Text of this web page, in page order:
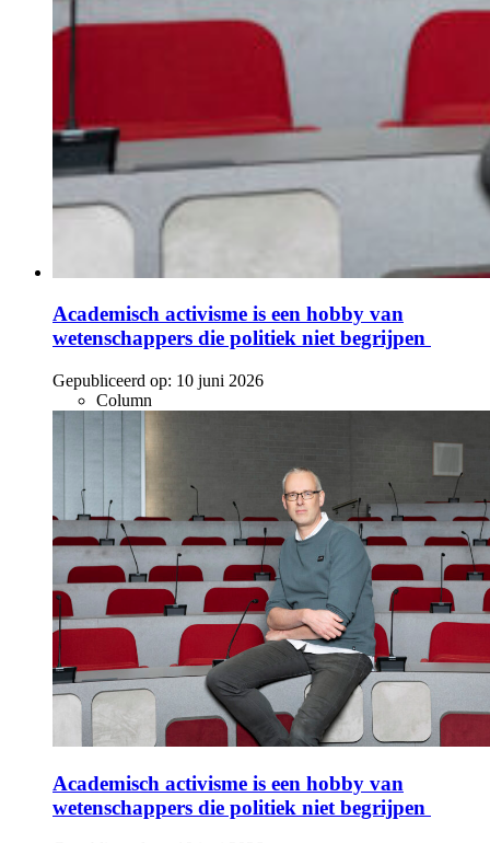
Academisch activisme is een hobby van
wetenschappers die politiek niet begrijpen
Gepubliceerd op: 10 juni 2026
Column
Academisch activisme is een hobby van
wetenschappers die politiek niet begrijpen